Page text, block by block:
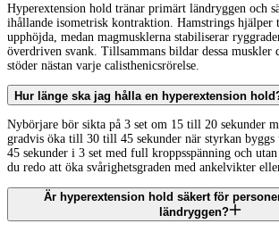
Hyperextension hold tränar primärt ländryggen och
ihållande isometrisk kontraktion. Hamstrings hjälper
upphöjda, medan magmusklerna stabiliserar
överdriven svank. Tillsammans bildar dessa muskler
stöder nästan varje calisthenicsrörelse.
Hur länge ska jag hålla en hyperextension
Nybörjare bör sikta på 3 set om 15 till 20 sekunder
gradvis öka till 30 till 45 sekunder när styrkan byggs
45 sekunder i 3 set med full kroppsspänning och
du redo att öka svårighetsgraden med ankelvikter
Är hyperextension hold säkert för
ländryggen?